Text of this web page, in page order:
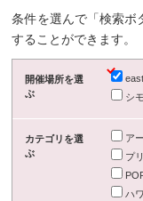
条件を選んで「検索ボ
することができます。
開催場所を選
ぶ
シ
カテゴリを選
ぶ
ア
プ
ハ